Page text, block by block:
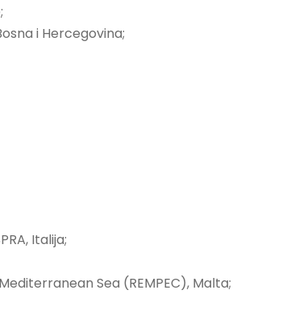
i Hercegovina;
Italija;
Sea (REMPEC), Malta;